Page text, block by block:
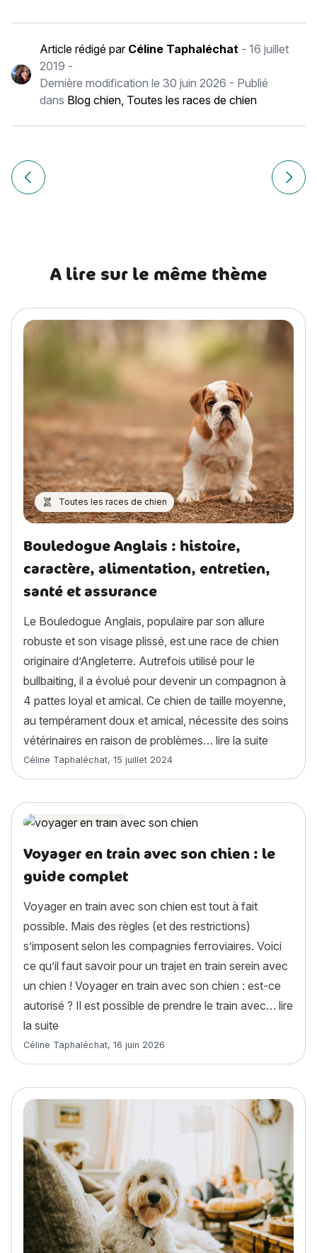
Article rédigé par Céline Taphaléchat -16 juillet
2019 -
Dernière modification le30 juin 2026 - Publié
dans Blog chien, Toutes les races de chien
Navigation
de
Article précédent Bouvier des Ardennes : histoire, Article
A lire sur le même thème
Toutes les races de chien
Bouledogue Anglais : histoire,
caractère, alimentation, entretien,
santé et assurance
Le Bouledogue Anglais, populaire par son allure
robuste et son visage plissé, est une race de chien
originaire d’Angleterre. Autrefois utilisé pour le
bullbaiting, il a évolué pour devenir un compagnon à
4 pattes loyal et amical. Ce chien de taille moyenne,
au tempérament doux et amical, nécessite des soins
vétérinaires en raison de problèmes… lire la suite
Article rédigé par
Céline Taphaléchat, 15 juillet 2024
Voyager en train avec son chien : le
guide complet
Voyager en train avec son chien est tout à fait
possible. Mais des règles (et des restrictions)
s’imposent selon les compagnies ferroviaires. Voici
ce qu’il faut savoir pour un trajet en train serein avec
un chien ! Voyager en train avec son chien : est-ce
autorisé ? Il est possible de prendre le train avec… lire
la suite
Article rédigé par
Céline Taphaléchat, 16 juin 2026